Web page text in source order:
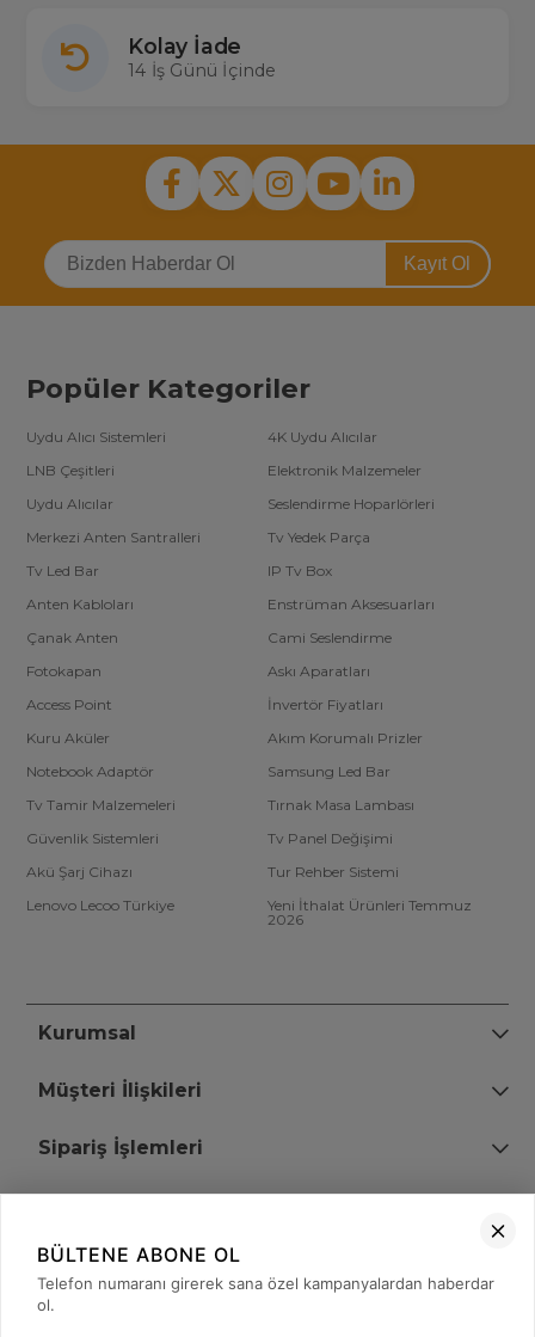
Kolay İade
14 İş Günü İçinde
Kayıt Ol
Popüler Kategoriler
Uydu Alıcı Sistemleri
4K Uydu Alıcılar
LNB Çeşitleri
Elektronik Malzemeler
Uydu Alıcılar
Seslendirme Hoparlörleri
Merkezi Anten Santralleri
Tv Yedek Parça
Tv Led Bar
IP Tv Box
Anten Kabloları
Enstrüman Aksesuarları
Çanak Anten
Cami Seslendirme
Fotokapan
Askı Aparatları
Access Point
İnvertör Fiyatları
Kuru Aküler
Akım Korumalı Prizler
Notebook Adaptör
Samsung Led Bar
Tv Tamir Malzemeleri
Tırnak Masa Lambası
Güvenlik Sistemleri
Tv Panel Değişimi
Akü Şarj Cihazı
Tur Rehber Sistemi
Lenovo Lecoo Türkiye
Yeni İthalat Ürünleri Temmuz
2026
Kurumsal
Müşteri İlişkileri
Sipariş İşlemleri
+90 (850) 473 08 08
BÜLTENE ABONE OL
Telefon numaranı girerek sana özel kampanyalardan haberdar
ol.